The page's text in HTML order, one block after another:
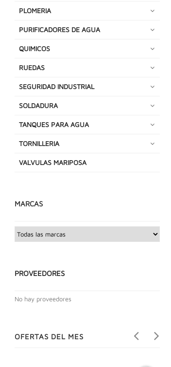
PLOMERIA
PURIFICADORES DE AGUA
QUIMICOS
RUEDAS
SEGURIDAD INDUSTRIAL
SOLDADURA
TANQUES PARA AGUA
TORNILLERIA
VALVULAS MARIPOSA
MARCAS
PROVEEDORES
No hay proveedores
OFERTAS DEL MES